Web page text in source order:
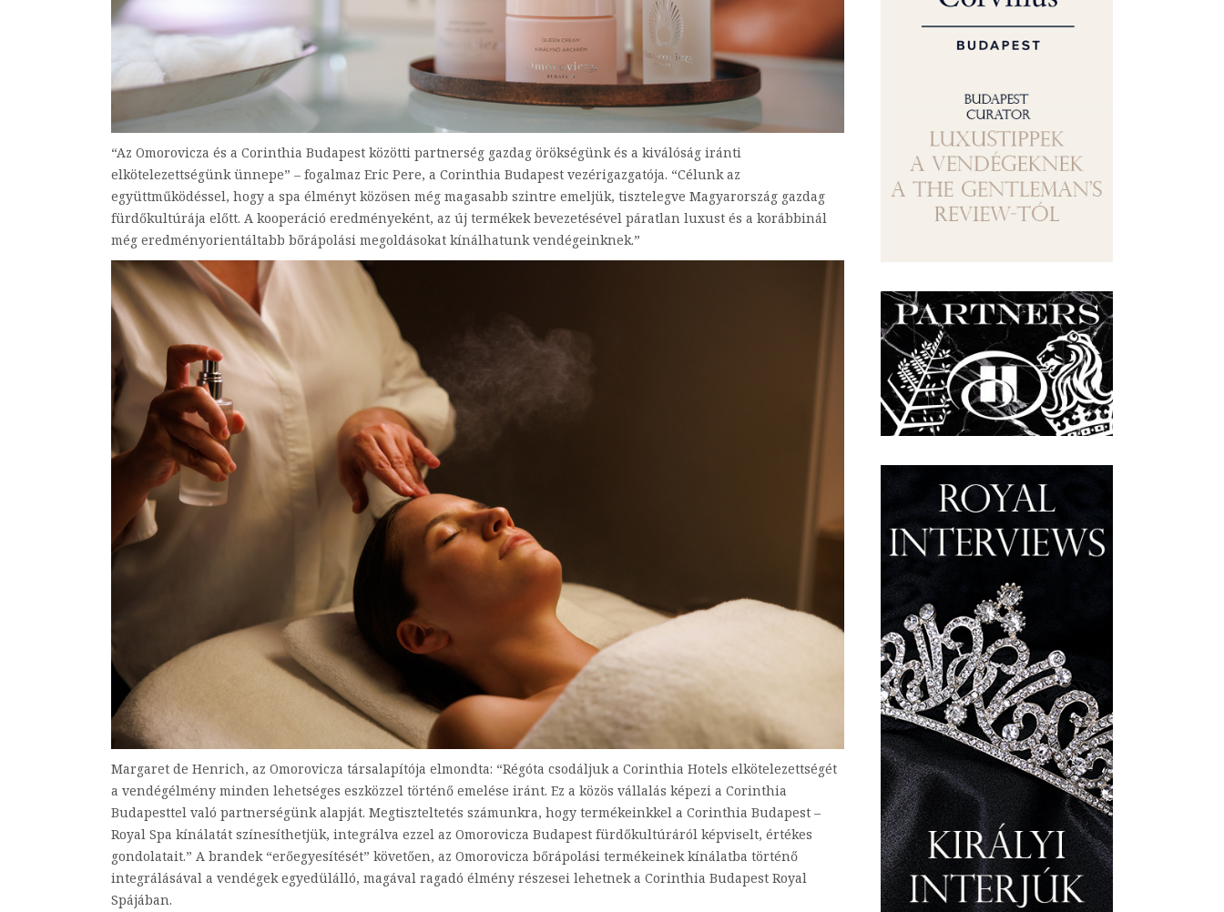
“Az Omorovicza és a Corinthia Budapest közötti partnerség gazdag örökségünk és a kiválóság iránti
elkötelezettségünk ünnepe” – fogalmaz Eric Pere, a Corinthia Budapest vezérigazgatója. “Célunk az
együttműködéssel, hogy a spa élményt közösen még magasabb szintre emeljük, tisztelegve Magyarország gazdag
fürdőkultúrája előtt. A kooperáció eredményeként, az új termékek bevezetésével páratlan luxust és a korábbinál
még eredményorientáltabb bőrápolási megoldásokat kínálhatunk vendégeinknek.”
Margaret de Henrich, az Omorovicza társalapítója elmondta: “Régóta csodáljuk a Corinthia Hotels elkötelezettségét
a vendégélmény minden lehetséges eszközzel történő emelése iránt. Ez a közös vállalás képezi a Corinthia
Budapesttel való partnerségünk alapját. Megtiszteltetés számunkra, hogy termékeinkkel a Corinthia Budapest –
Royal Spa kínálatát színesíthetjük, integrálva ezzel az Omorovicza Budapest fürdőkultúráról képviselt, értékes
gondolatait.” A brandek “erőegyesítését” követően, az Omorovicza bőrápolási termékeinek kínálatba történő
integrálásával a vendégek egyedülálló, magával ragadó élmény részesei lehetnek a Corinthia Budapest Royal
Spájában.